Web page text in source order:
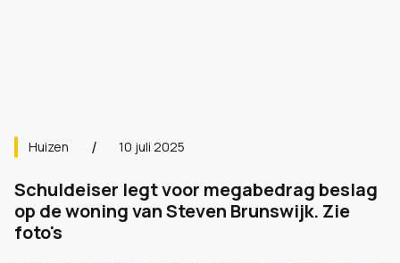
Huizen 10 juli 2025
Schuldeiser legt voor megabedrag beslag
op de woning van Steven Brunswijk. Zie
foto's